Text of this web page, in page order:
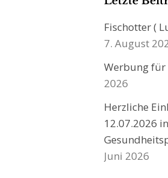
Fischotter (
7. August
Werbung für
2026
Herzliche
12.07.2026
Juni 2026